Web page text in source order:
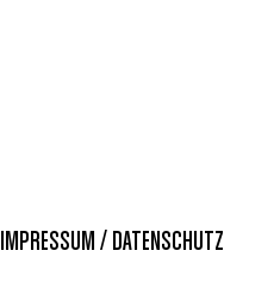
IMPRESSUM / DATENSCHUTZ